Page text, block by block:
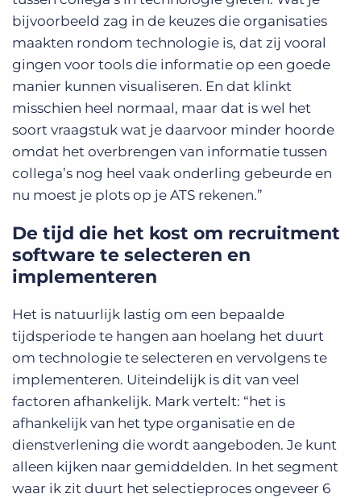
bijvoorbeeld zag in de keuzes die organisaties
maakten rondom technologie is, dat zij vooral
gingen voor tools die informatie op een goede
manier kunnen visualiseren. En dat klinkt
misschien heel normaal, maar dat is wel het
soort vraagstuk wat je daarvoor minder hoorde
omdat het overbrengen van informatie tussen
collega’s nog heel vaak onderling gebeurde en
nu moest je plots op je ATS rekenen.”
De tijd die het kost om recruitment
software te selecteren en
implementeren
Het is natuurlijk lastig om een bepaalde
tijdsperiode te hangen aan hoelang het duurt
om technologie te selecteren en vervolgens te
implementeren. Uiteindelijk is dit van veel
factoren afhankelijk. Mark vertelt: “het is
afhankelijk van het type organisatie en de
dienstverlening die wordt aangeboden. Je kunt
alleen kijken naar gemiddelden. In het segment
waar ik zit duurt het selectieproces ongeveer 6